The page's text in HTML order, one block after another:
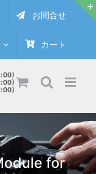
お問合せ
カート
for